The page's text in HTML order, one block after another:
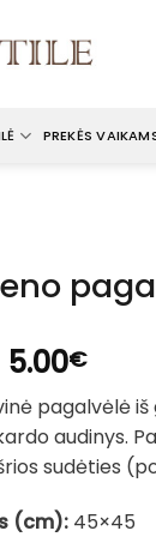
PREKĖS
Original
price
was:
14.00€.
5.00€
is:
pagalvėlė
audinys.
sudėties
(cm): 45×45